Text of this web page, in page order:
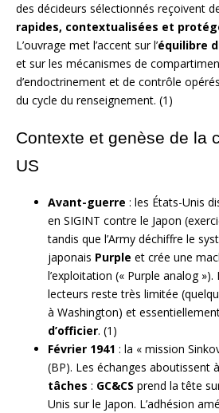
des décideurs sélectionnés reçoivent
rapides, contextualisées et
L’ouvrage met l’accent sur l’équilibre
et sur les mécanismes de
d’endoctrinement et de contrôle
du cycle du renseignement. (1)
Contexte et genèse de la
US
Avant-guerre : les États-Unis
en SIGINT contre le Japon
tandis que l’Army déchiffre le
japonais Purple et crée une
l’exploitation (« Purple analog
lecteurs reste très limitée
à Washington) et
d’officier. (1)
Février 1941 : la « mission
(BP). Les échanges aboutissent
tâches : GC&CS prend la tête
Unis sur le Japon. L’adhésion